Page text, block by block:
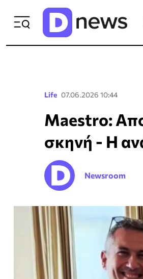
Life 07.06.2026 10:44
Maestro:
σκηνή - Η
Newsroom